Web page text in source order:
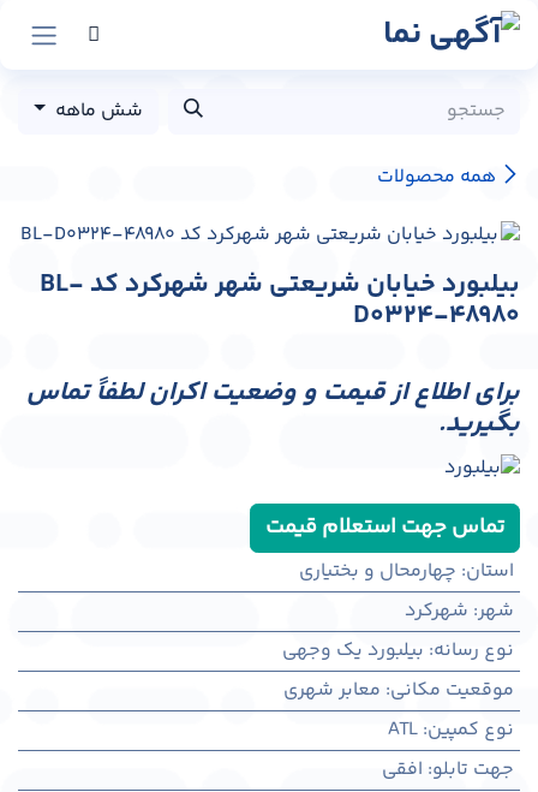
پرش به محتوا
همه محصولات
شش ماهه
بیلبورد خیابان شریعتی شهر شهرکرد کد BL-
D0324-48980
برای اطلاع از قیمت و وضعیت اکران لطفاً تماس
بگیرید.
تماس جهت استعلام قیمت
استان: چهارمحال و بختیاری
شهر: شهركرد
نوع رسانه: بیلبورد یک وجهی
موقعیت مکانی: معابر شهری
نوع کمپین:
ATL
جهت تابلو: افقی